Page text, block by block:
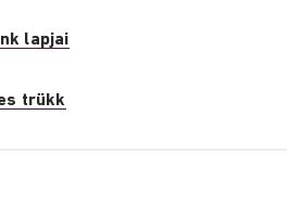
lapjai
trükk